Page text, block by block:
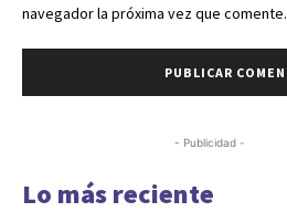
navegador la próxima vez que comente.
- Publicidad -
Lo más reciente